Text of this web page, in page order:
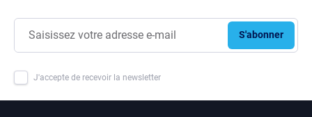
S'abonner
J'accepte de recevoir la newsletter